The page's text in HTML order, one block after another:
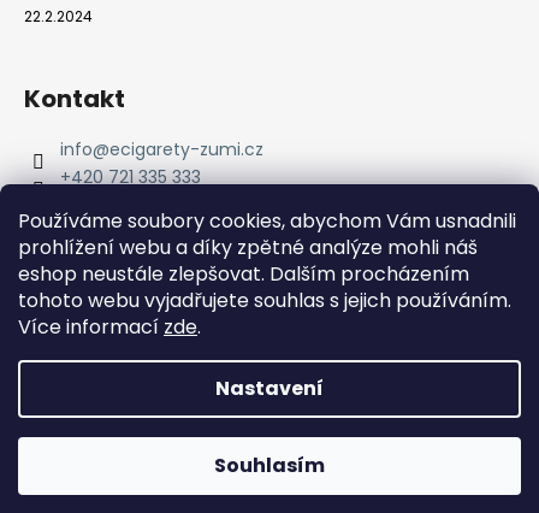
Používáme soubory cookies, abychom Vám usnadnili
prohlížení webu a díky zpětné analýze mohli náš
eshop neustále zlepšovat. Dalším procházením
tohoto webu vyjadřujete souhlas s jejich používáním.
Více informací zde.
Nastavení
Souhlasím
Doprava ZDARMA od 2000 Kč! Dárek k objednávce od 2500
22.2.2024
Kontakt
info@ecigarety-zumi.cz
+420 721 335 333
Copyright 2026eCigarety ZUMI. Všechna práva
vyhrazena.